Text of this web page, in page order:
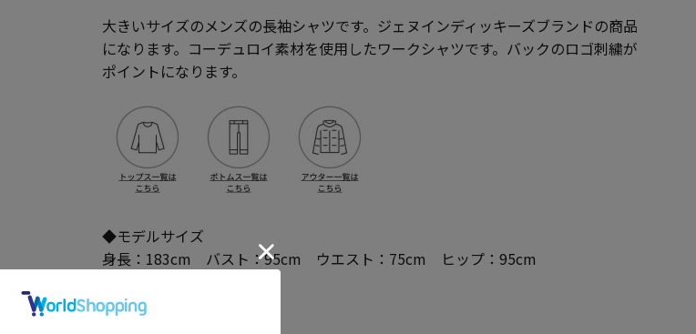
大きいサイズのメンズの長袖シャツです。ジェヌインディッキーズブランドの商品
になります。コーデュロイ素材を使用したワークシャツです。バックのロゴ刺繍が
ポイントになります。
◆モデルサイズ
身長：183cm バスト：95cm ウエスト：75cm ヒップ：95cm